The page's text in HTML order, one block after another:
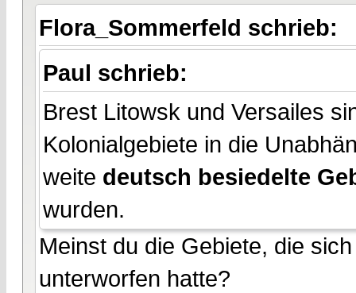
Flora_Sommerfeld schrieb:
Paul schrieb:
Brest Litowsk und Versailes
Kolonialgebiete in die
weite deutsch besiedelte
wurden.
Meinst du die Gebiete, die
unterworfen hatte?